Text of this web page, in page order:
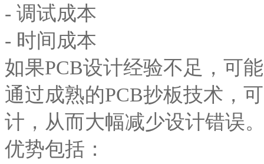
- 调试成本
- 时间成本
如果PCB设计经验不足，可
通过成熟的PCB抄板技术，
计，从而大幅减少设计错误
优势包括：